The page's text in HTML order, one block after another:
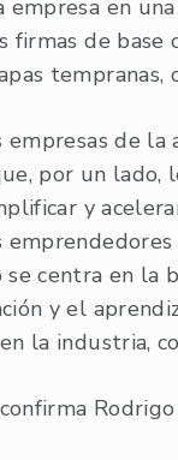
en
firmas de
empresas de
por un
y
centra en la
y el
la industria,